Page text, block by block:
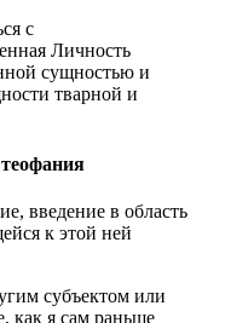
с
Личность
сущностью и
тварной и
введение в область
к этой ней
субъектом или
как я сам раньше